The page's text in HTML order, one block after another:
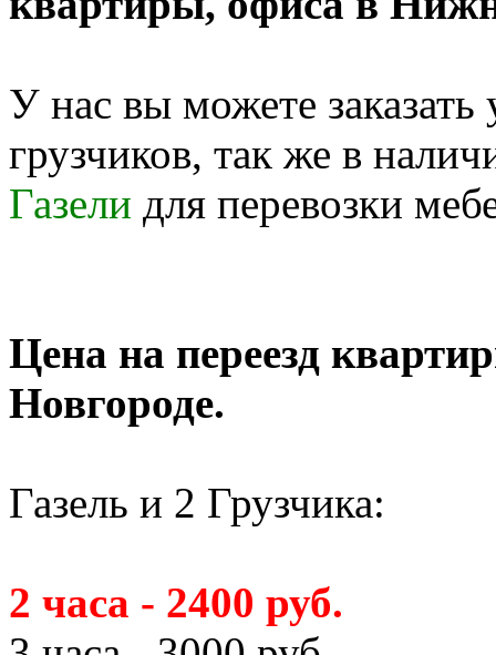
У нас вы можете
грузчиков, так же в
Газели для перевозки
Цена на переезд
Новгороде.
Газель и 2 Грузчика:
2 часа - 2400 руб.